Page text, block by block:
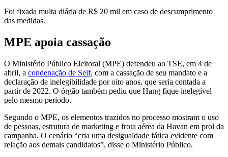
Foi fixada multa diária de R$ 20 mil em caso de descumprimento
das medidas.
MPE apoia cassação
O Ministério Público Eleitoral (MPE) defendeu ao TSE, em 4 de
abril, a condenação de Seif, com a cassação de seu mandato e a
declaração de inelegibilidade por oito anos, que seria contada a
partir de 2022. O órgão também pediu que Hang fique inelegível
pelo mesmo período.
Segundo o MPE, os elementos trazidos no processo mostram o uso
de pessoas, estrutura de marketing e frota aérea da Havan em prol da
campanha. O cenário “cria uma desigualdade fática evidente com
relação aos demais candidatos”, disse o Ministério Público.